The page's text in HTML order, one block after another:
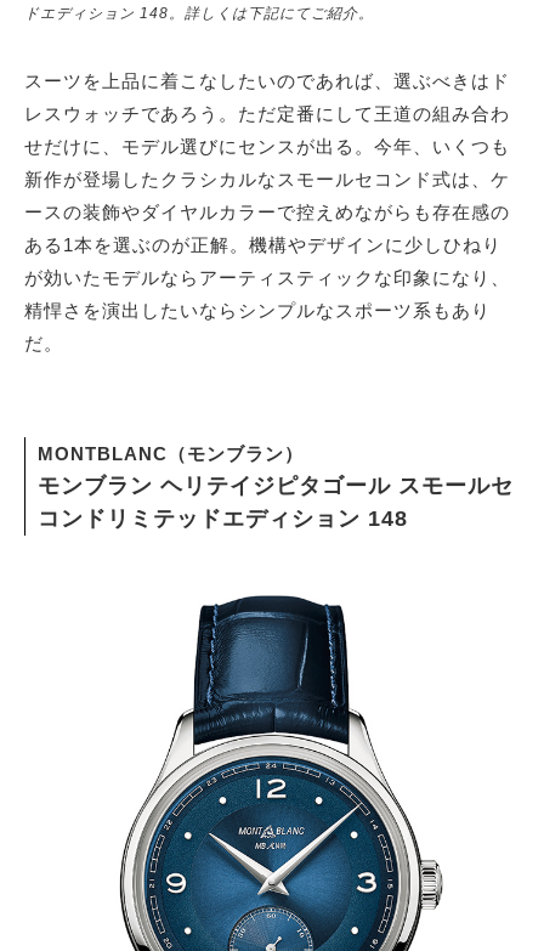
ドエディション 148。詳しくは下記にてご紹介。
スーツを上品に着こなしたいのであれば、選ぶべきはド
レスウォッチであろう。ただ定番にして王道の組み合わ
せだけに、モデル選びにセンスが出る。今年、いくつも
新作が登場したクラシカルなスモールセコンド式は、ケ
ースの装飾やダイヤルカラーで控えめながらも存在感の
ある1本を選ぶのが正解。機構やデザインに少しひねり
が効いたモデルならアーティスティックな印象になり、
精悍さを演出したいならシンプルなスポーツ系もあり
だ。
MONTBLANC（モンブラン）
モンブラン ヘリテイジピタゴール スモールセ
コンドリミテッドエディション 148